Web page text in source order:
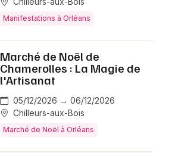
Manifestations à Orléans
Marché de Noël de
Chamerolles : La Magie de
l'Artisanat
05/12/2026 → 06/12/2026
Chilleurs-aux-Bois
Marché de Noël à Orléans